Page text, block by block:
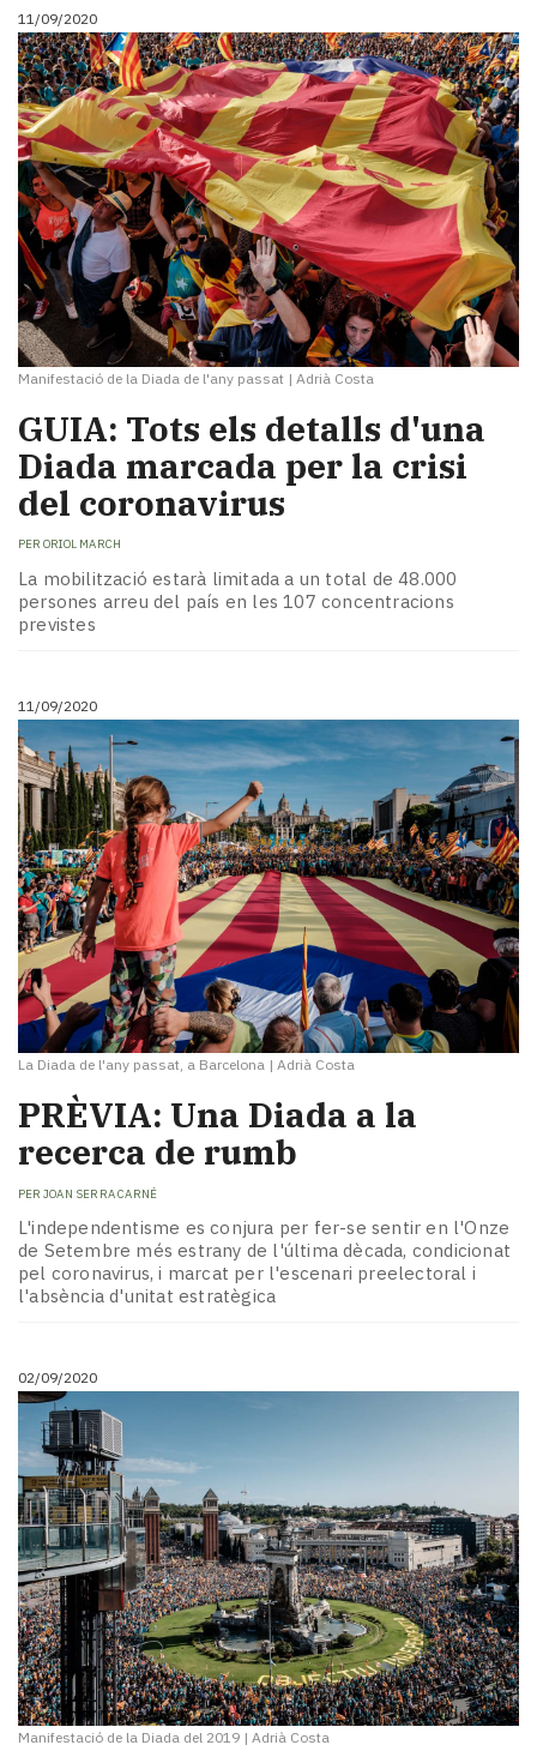
11/09/2020
Manifestació de la Diada de l'any passat | Adrià Costa
GUIA: Tots els detalls d'una
Diada marcada per la crisi
del coronavirus
PER ORIOL MARCH
La mobilització estarà limitada a un total de 48.000
persones arreu del país en les 107 concentracions
previstes
11/09/2020
La Diada de l'any passat, a Barcelona | Adrià Costa
PRÈVIA: Una Diada a la
recerca de rumb
PER JOAN SERRA CARNÉ
L'independentisme es conjura per fer-se sentir en l'Onze
de Setembre més estrany de l'última dècada, condicionat
pel coronavirus, i marcat per l'escenari preelectoral i
l'absència d'unitat estratègica
02/09/2020
Manifestació de la Diada del 2019 | Adrià Costa